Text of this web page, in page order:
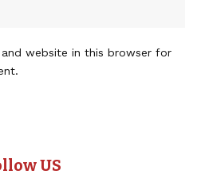
and website in this browser for
US